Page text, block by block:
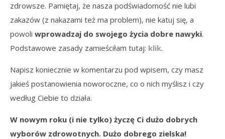
zdrowsze. Pamiętaj, że nasza podświadomość nie lubi
zakazów (z nakazami też ma problem), nie katuj się, a
powoli wprowadzaj do swojego życia dobre nawyki.
Podstawowe zasady zamieściłam tutaj: klik.
Napisz koniecznie w komentarzu pod wpisem, czy masz
jakieś postanowienia noworoczne, co o nich myślisz i czy
według Ciebie to działa.
W nowym roku (i nie tylko) życzę Ci dużo dobrych
wyborów zdrowotnych. Dużo dobrego zielska!